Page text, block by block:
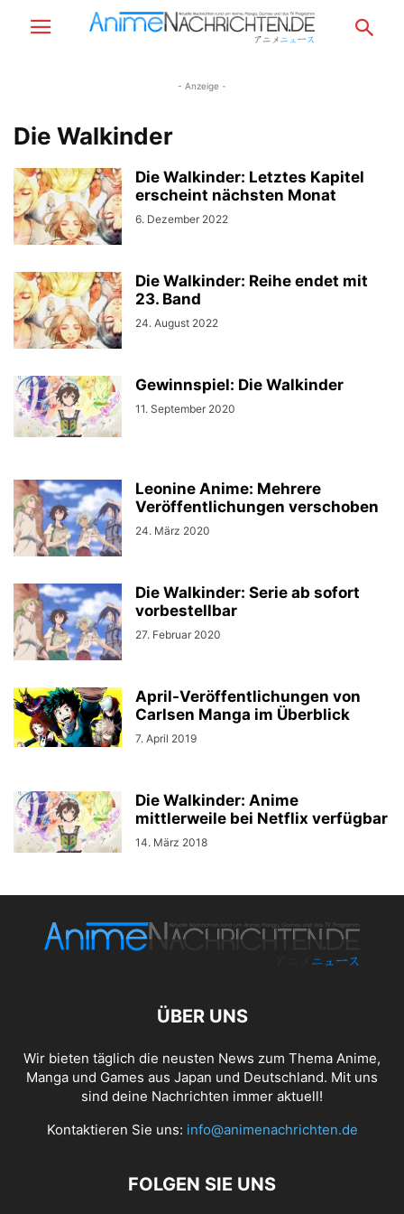
- Anzeige -
Die Walkinder
Die Walkinder: Letztes Kapitel
erscheint nächsten Monat
6. Dezember 2022
Die Walkinder: Reihe endet mit
23. Band
24. August 2022
Gewinnspiel: Die Walkinder
11. September 2020
Leonine Anime: Mehrere
Veröffentlichungen verschoben
24. März 2020
Die Walkinder: Serie ab sofort
vorbestellbar
27. Februar 2020
April-Veröffentlichungen von
Carlsen Manga im Überblick
7. April 2019
Die Walkinder: Anime
mittlerweile bei Netflix verfügbar
14. März 2018
ÜBER UNS
Wir bieten täglich die neusten News zum Thema Anime,
Manga und Games aus Japan und Deutschland. Mit uns
sind deine Nachrichten immer aktuell!
Kontaktieren Sie uns: info@animenachrichten.de
FOLGEN SIE UNS